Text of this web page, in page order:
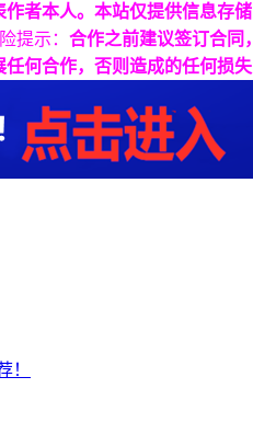
者本人。本站仅提供信息存
提示： 合作之前建议签订合同
何合作，否则造成的任何损失
！